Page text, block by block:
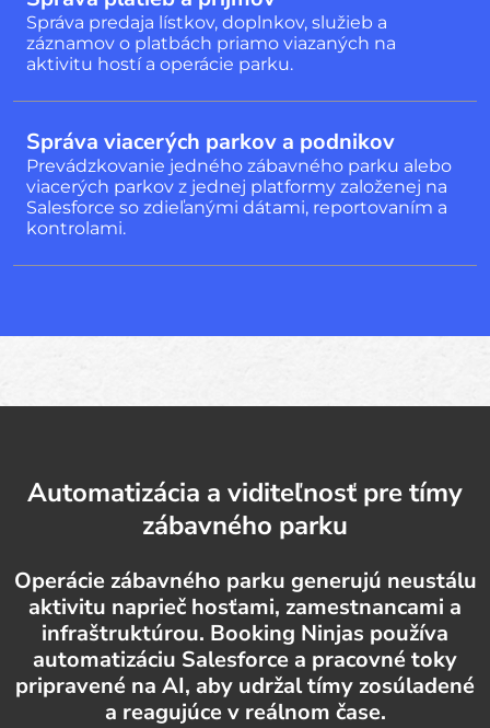
Správa predaja lístkov, doplnkov, služieb a
záznamov o platbách priamo viazaných na
aktivitu hostí a operácie parku.
Správa viacerých parkov a podnikov
Prevádzkovanie jedného zábavného parku alebo
viacerých parkov z jednej platformy založenej na
Salesforce so zdieľanými dátami, reportovaním a
kontrolami.
Automatizácia a viditeľnosť pre tímy
zábavného parku
Operácie zábavného parku generujú neustálu
aktivitu naprieč hosťami, zamestnancami a
infraštruktúrou. Booking Ninjas používa
automatizáciu Salesforce a pracovné toky
pripravené na AI, aby udržal tímy zosúladené
a reagujúce v reálnom čase.